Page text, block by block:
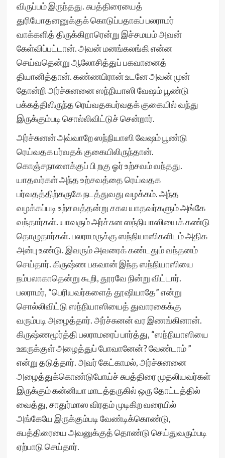
விருப்பம் இருந்தது. சுபத்திரையைத்
துரியோதனனுக்குக் கொடுப்பதாகப் பலராமர்
வாக்களித் திருக்கிறாரென்று இச்சமயம் அவன்
கேள்விப்பட்டான். அவன் மனங்கலங்கி என்ன
செய்வதென்று ஆலோசித்துப் பகவானைத்
தியானித்தான். கண்ணபிரான் உடனே அவன் முன்
தோன்றி அர்ச்சுனனை ஸந்நியாஸி வேஷம் பூண்டு
பக்கத்திலிருந்த ரெய்வதகபர்வதக் குகையில் வந்து
இருக்கும்படி சொல்லிவிட்டுச் சென்றார்.
அர்ச்சுனன் அவ்வாறே ஸந்நியாஸி வேஷம் பூண்டு
ரெய்வதக பர்வதக் குகையிலிருந்தான்.
கொஞ்சநாளைக்குப் பி றகு ஓர் உற்சவம் வந்தது.
யாதவர்கள் அந்த உற்சவத்தை ரெய்வதக
பர்வதத்திற்கருகே நடத்துவது வழக்கம். அந்த
வழக்கப்படி உற்சவத்தன்று சகல யாதவர்களும் அங்கே
வந்தார்கள். யாவரும் அர்ச்சுன ஸந்நியாஸியைக் கண்டு
தொழுதார்கள். பலராமருக்கு ஸந்நியாஸிகளிடம் அதிக
அன்பு உண்டு. இவரும் அவரைக் கண்டதும் வந்தனம்
செய்தார். கிருஷ்ண பகவான் இந்த ஸந்நியாஸியை
நம்பலாகாதென்று கூறி, தூரவே நின்று விட்டார்.
பலராமர், “பெரியவர்களைத் தூஷியாதே” என்று
சொல்லிவிட்டு ஸந்நியாஸியைத் துவாரகைக்கு
வரும்படி அழைத்தார். அர்ச்சுனன் வர இணங்கினான்.
கிருஷ்ணமூர்த்தி பலராமரைப் பார்த்து, “ஸந்நியாஸியை
ஊருக்குள் அழைத்துப் போவானேன்? வேண்டாம் ”
என்று தடுத்தார். அவர் கேட்காமல், அர்ச்சுனனை
அழைத்துக்கொண்டுபோய்ச் சுபத்திரை முதலியவர்கள்
இருக்கும் கன்னியா மாடத்தருகில் ஒரு தோட்டத்தில்
வைத்து, சாதுர்மாஸ விரதம் முடிகிற வரையில்
அங்கேயே இருக்கும்படி வேண்டிக்கொண்டு,
சுபத்திரையை அவனுக்குத் தொண்டு செய்துவரும்படி
ஏற்பாடு செய்தார்.